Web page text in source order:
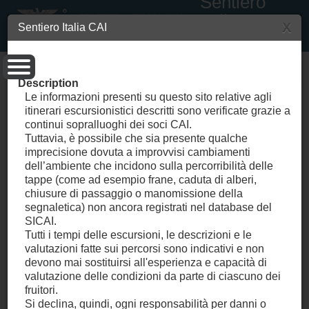
Italia CAI
X
Sentiero Italia CAI
Description
Le informazioni presenti su questo sito relative agli
itinerari escursionistici descritti sono verificate grazie a
continui sopralluoghi dei soci CAI.
Tuttavia, è possibile che sia presente qualche
imprecisione dovuta a improvvisi cambiamenti
dell’ambiente che incidono sulla percorribilità delle
tappe (come ad esempio frane, caduta di alberi,
chiusure di passaggio o manomissione della
segnaletica) non ancora registrati nel database del
SICAI.
Tutti i tempi delle escursioni, le descrizioni e le
valutazioni fatte sui percorsi sono indicativi e non
devono mai sostituirsi all'esperienza e capacità di
valutazione delle condizioni da parte di ciascuno dei
fruitori.
Si declina, quindi, ogni responsabilità per danni o